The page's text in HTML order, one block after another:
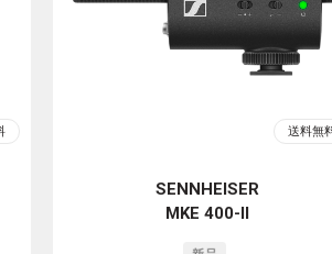
SENNHEISER
MKE 400-II